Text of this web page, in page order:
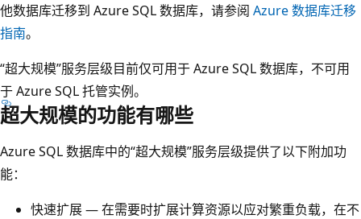
他数据库迁移到 Azure SQL 数据库，请参阅 Azure 数据库迁移
指南。
“超大规模”服务层级目前仅可用于 Azure SQL 数据库，不可用
于 Azure SQL 托管实例。
超大规模的功能有哪些
Azure SQL 数据库中的“超大规模”服务层级提供了以下附加功
能：
快速扩展 — 在需要时扩展计算资源以应对繁重负载，在不